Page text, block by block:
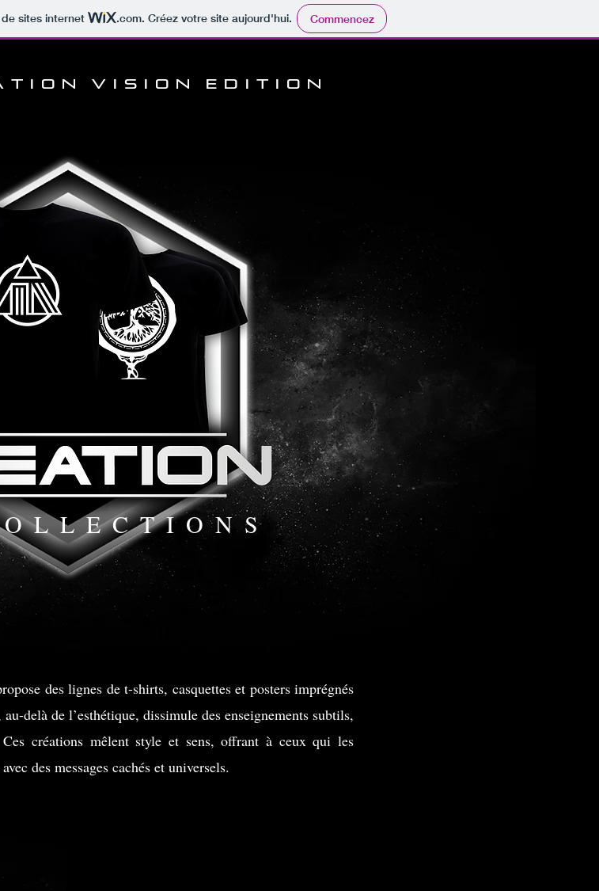
sites internet .com. Créez votre site aujourd'hui. Commencez
T I O N V I S I O N E D I T I O N
des lignes de t-shirts, casquettes et posters imprégnés
delà de l’esthétique, dissimule des enseignements subtils,
créations mêlent style et sens, offrant à ceux qui les
des messages cachés et universels.